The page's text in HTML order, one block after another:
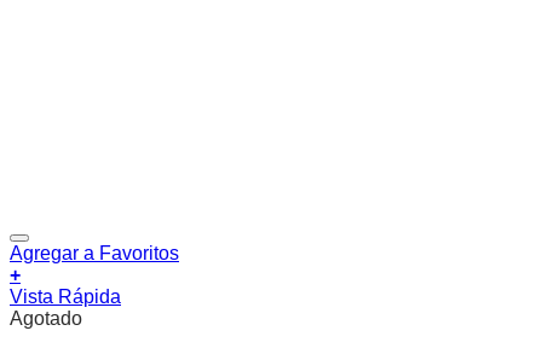
Agregar a Favoritos
+
Vista Rápida
Agotado